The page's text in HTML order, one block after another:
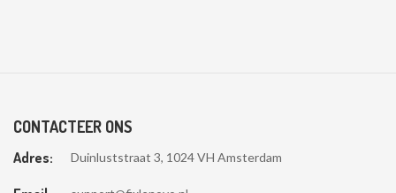
CONTACTEER ONS
Adres: Duinluststraat 3, 1024 VH Amsterdam